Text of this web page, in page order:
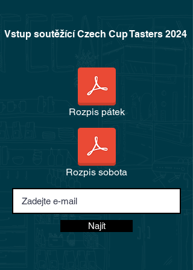
Vstup soutěžící Czech Cup Tasters 2024
Rozpis pátek
Rozpis sobota
Najít